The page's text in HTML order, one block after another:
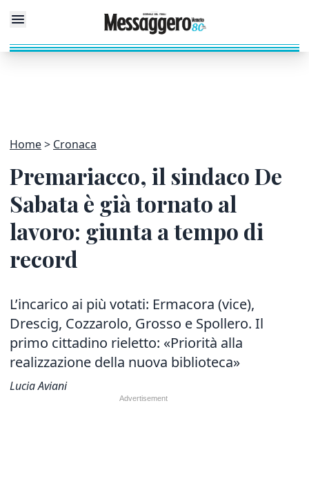
Home Cronaca
Premariacco, il sindaco De
Sabata è già tornato al
lavoro: giunta a tempo di
record
L’incarico ai più votati: Ermacora (vice),
Drescig, Cozzarolo, Grosso e Spollero. Il
primo cittadino rieletto: «Priorità alla
realizzazione della nuova biblioteca»
Lucia Aviani